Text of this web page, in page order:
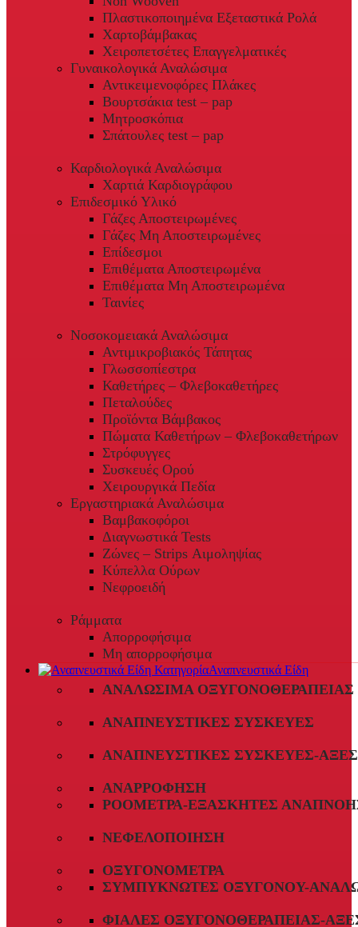
Πλαστικοποιημένα Εξεταστικά Ρολά
Χαρτοβάμβακας
Χειροπετσέτες Επαγγελματικές
Γυναικολογικά Αναλώσιμα
Αντικειμενοφόρες Πλάκες
Βουρτσάκια test – pap
Μητροσκόπια
Σπάτουλες test – pap
Καρδιολογικά Αναλώσιμα
Χαρτιά Καρδιογράφου
Επιδεσμικό Υλικό
Γάζες Αποστειρωμένες
Γάζες Μη Αποστειρωμένες
Επίδεσμοι
Επιθέματα Αποστειρωμένα
Επιθέματα Μη Αποστειρωμένα
Ταινίες
Νοσοκομειακά Αναλώσιμα
Αντιμικροβιακός Τάπητας
Γλωσσοπίεστρα
Καθετήρες – Φλεβοκαθετήρες
Πεταλούδες
Προϊόντα Βάμβακος
Πώματα Καθετήρων – Φλεβοκαθετήρων
Στρόφυγγες
Συσκευές Ορού
Χειρουργικά Πεδία
Εργαστηριακά Αναλώσιμα
Βαμβακοφόροι
Διαγνωστικά Tests
Ζώνες – Strips Αιμοληψίας
Κύπελλα Ούρων
Νεφροειδή
Ράμματα
Απορροφήσιμα
Μη απορροφήσιμα
Αναπνευστικά Είδη
ΑΝΑΛΏΣΙΜΑ ΟΞΥΓΟΝΟΘΕΡΑΠΕΊΑΣ
ΑΝΑΠΝΕΥΣΤΙΚΈΣ ΣΥΣΚΕΥΈΣ
ΑΝΑΠΝΕΥΣΤΙΚΈΣ ΣΥΣΚΕΥΈΣ-
ΑΝΑΡΡΌΦΗΣΗ
ΡΟΌΜΕΤΡΑ-ΕΞΑΣΚΗΤΈΣ
ΝΕΦΕΛΟΠΟΊΗΣΗ
ΟΞΥΓΟΝΌΜΕΤΡΑ
ΣΥΜΠΥΚΝΩΤΈΣ ΟΞΥΓΌΝΟΥ-
ΦΙΆΛΕΣ ΟΞΥΓΟΝΟΘΕΡΑΠΕΊΑΣ-